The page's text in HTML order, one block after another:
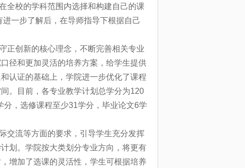
全校的学科范围内选择和构建自己的课
一步了解后，在导师指导下根据自己
正创新的核心理念，不断完善相关专业
径和更加灵活的培养方案，给学生提供
认证的基础上，学院进一步优化了课程
。目前，各专业教学计划总学分为120
，选修课程至少31学分，毕业论文6学
交流等方面的要求，引导学生充分发挥
划。学院按大类划分专业方向，将更有
增加了选课的灵活性，学生可根据培养